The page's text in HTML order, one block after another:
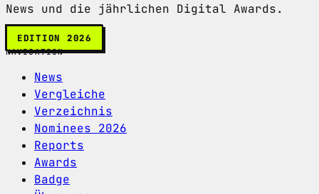
News und die jährlichen Digital Awards.
EDITION 2026
NAVIGATION
News
Vergleiche
Verzeichnis
Nominees 2026
Reports
Awards
Badge